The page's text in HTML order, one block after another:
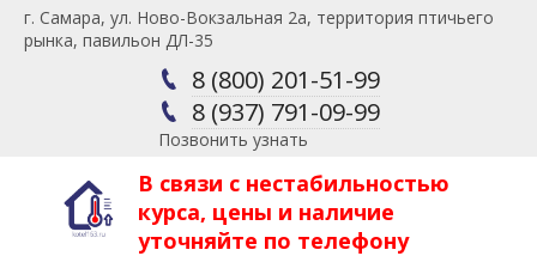
г. Самара, ул. Ново-Вокзальная 2а, территория птичьего
рынка, павильон ДЛ-35
8 (800) 201-51-99
8 (937) 791-09-99
Позвонить узнать
В связи с нестабильностью
курса, цены и наличие
уточняйте по телефону